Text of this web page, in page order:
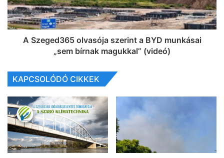
A Szeged365 olvasója szerint a BYD munkásai
„sem bírnak magukkal” (videó)
KAPCSOLÓDÓ CIKKEK